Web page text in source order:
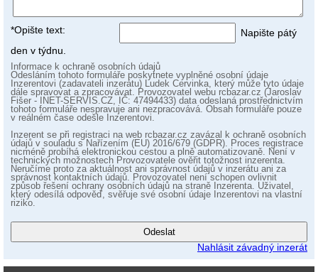
*Opište text:
Napište pátý
den v týdnu.
Informace k ochraně osobních údajů
Odesláním tohoto formuláře poskytnete vyplněné osobní údaje
Inzerentovi (zadavateli inzerátu) Ludek Cervinka, který může tyto údaje
dále spravovat a zpracovávat. Provozovatel webu rcbazar.cz (Jaroslav
Fišer - INET-SERVIS.CZ, IČ: 47494433) data odeslaná prostřednictvím
tohoto formuláře nespravuje ani nezpracovává. Obsah formuláře pouze
v reálném čase odešle Inzerentovi.
Inzerent se při registraci na web rcbazar.cz zavázal k ochraně osobních
údajů v souladu s Nařízením (EU) 2016/679 (GDPR). Proces registrace
nicméně probíhá elektronickou cestou a plně automatizovaně. Není v
technických možnostech Provozovatele ověřit totožnost inzerenta.
Neručíme proto za aktuálnost ani správnost údajů v inzerátu ani za
správnost kontaktních údajů. Provozovatel není schopen ovlivnit
způsob řešení ochrany osobních údajů na straně Inzerenta. Uživatel,
který odesílá odpověď, svěřuje své osobní údaje Inzerentovi na vlastní
riziko.
Nahlásit závadný inzerát